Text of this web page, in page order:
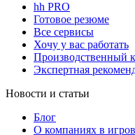
hh PRO
Готовое резюме
Все сервисы
Хочу у вас работать
Производственный
Экспертная
Новости и статьи
Блог
О компаниях в